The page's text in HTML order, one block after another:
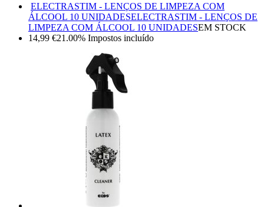
ELECTRASTIM - LENÇOS DE LIMPEZA COM
ÁLCOOL 10 UNIDADESELECTRASTIM - LENÇOS DE
LIMPEZA COM ÁLCOOL 10 UNIDADESEM STOCK
14,99 €21.00% Impostos incluído